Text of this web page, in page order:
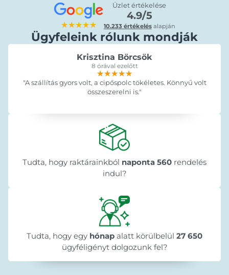
★★★★★
Üzlet értékelése
4.9/5
10.233 értékelésalapján
Ügyfeleink rólunk mondják
Krisztina Börcsök
8 órával ezelőtt
★★★★★
★★★★★
★★★★★
"A szállítás gyors volt, a cipőspolc tökéletes. Könnyű volt
összeszerelni is."
Tudta, hogy raktárainkból naponta 560 rendelés
indul?
Tudta, hogy egy hónap alatt körülbelül 27 650
ügyféligényt dolgozunk fel?